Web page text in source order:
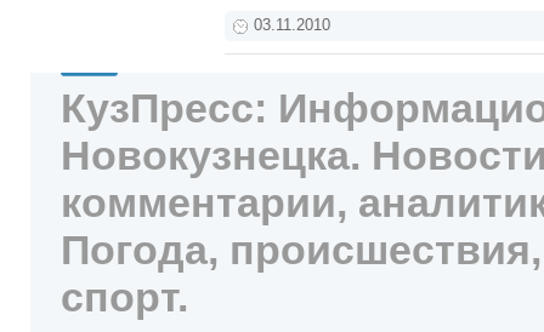
03.11.2010
КузПресс:
Новокузнецка.
комментарии,
Погода,
спорт.